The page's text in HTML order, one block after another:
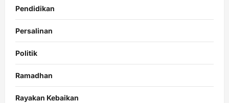
Pendidikan
Persalinan
Politik
Ramadhan
Rayakan Kebaikan